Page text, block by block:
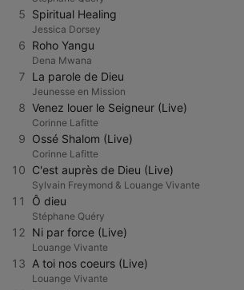
5 Spiritual Healing
Jessica Dorsey
6 Roho Yangu
Dena Mwana
7 La parole de Dieu
Jeunesse en Mission
8 Venez louer le Seigneur (Live)
Corinne Lafitte
9 Ossé Shalom (Live)
Corinne Lafitte
10 C'est auprès de Dieu (Live)
Sylvain Freymond & Louange Vivante
11 Ô dieu
Stéphane Quéry
12 Ni par force (Live)
Louange Vivante
13 A toi nos coeurs (Live)
Louange Vivante